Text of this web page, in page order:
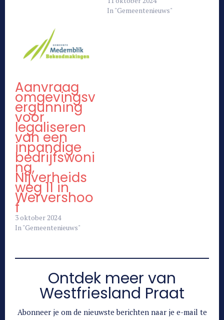
In "Gemeentenieuws"
Aanvraag
omgevingsv
ergunning
voor
legaliseren
van een
inpandige
bedrijfswoni
ng,
Nijverheids
weg 11 in
Wervershoo
f
3 oktober 2024
In "Gemeentenieuws"
Ontdek meer van
Westfriesland Praat
Abonneer je om de nieuwste berichten naar je e-mail te